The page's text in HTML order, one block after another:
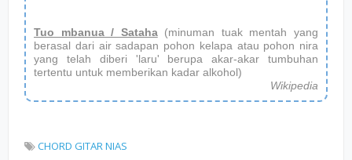
Tuo mbanua / Sataha(minuman tuak mentah yang
berasal dari air sadapan pohon kelapa atau pohon nira
yang telah diberi 'laru' berupa akar-akar tumbuhan
tertentu untuk memberikan kadar alkohol)
Wikipedia
CHORD GITAR NIAS